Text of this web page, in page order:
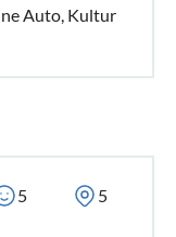
Auto, Kultur
5 5